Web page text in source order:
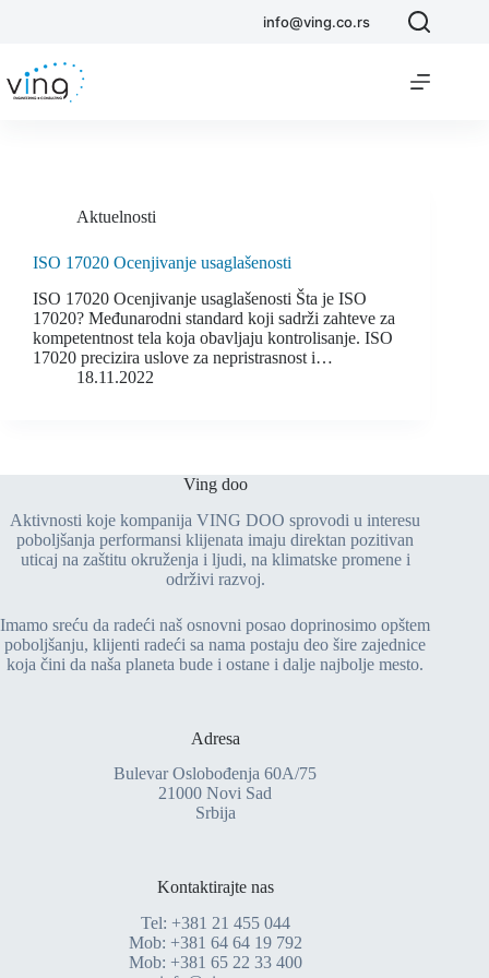
info@ving.co.rs
Aktuelnosti
ISO 17020 Ocenjivanje usaglašenosti
ISO 17020 Ocenjivanje usaglašenosti Šta je ISO
17020? Međunarodni standard koji sadrži zahteve za
kompetentnost tela koja obavljaju kontrolisanje. ISO
17020 precizira uslove za nepristrasnost i…
18.11.2022
Ving doo
Aktivnosti koje kompanija VING DOO sprovodi u interesu
poboljšanja performansi klijenata imaju direktan pozitivan
uticaj na zaštitu okruženja i ljudi, na klimatske promene i
održivi razvoj.
Imamo sreću da radeći naš osnovni posao doprinosimo opštem
poboljšanju, klijenti radeći sa nama postaju deo šire zajednice
koja čini da naša planeta bude i ostane i dalje najbolje mesto.
Adresa
Bulevar Oslobođenja 60A/75
21000 Novi Sad
Srbija
Kontaktirajte nas
Tel: +381 21 455 044
Mob: +381 64 64 19 792
Mob: +381 65 22 33 400